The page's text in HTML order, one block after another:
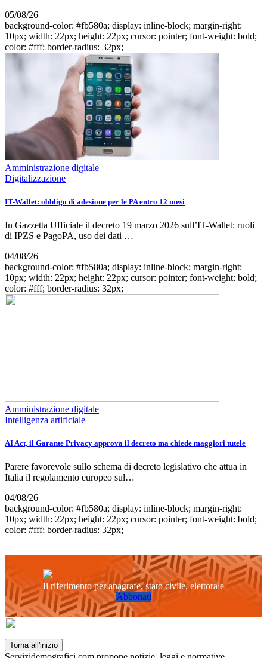
05/08/26
background-color: #fb580a; display: inline-block; margin-right:
10px; width: 22px; height: 22px; cursor: pointer; font-weight: bold;
color: #fff; border-radius: 32px;
Amministrazione digitale
Digitalizzazione
IT-Wallet: obbligo di adesione per le PA entro 12 mesi
In Gazzetta Ufficiale il decreto 19 marzo 2026 sull’IT-Wallet: ruoli
di IPZS e PagoPA, uso dei dati …
04/08/26
background-color: #fb580a; display: inline-block; margin-right:
10px; width: 22px; height: 22px; cursor: pointer; font-weight: bold;
color: #fff; border-radius: 32px;
Amministrazione digitale
Intelligenza artificiale
AI Act, il Garante Privacy approva il decreto ma chiede maggiori tutele
Parere favorevole sullo schema di decreto legislativo che attua in
Italia il regolamento europeo sul…
04/08/26
background-color: #fb580a; display: inline-block; margin-right:
10px; width: 22px; height: 22px; cursor: pointer; font-weight: bold;
color: #fff; border-radius: 32px;
Il riferimento per anagrafe, stato civile, elettorale
Abbonati
Torna all'inizio